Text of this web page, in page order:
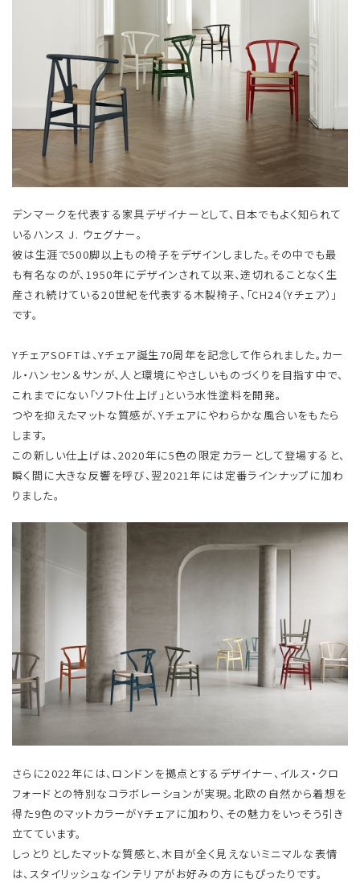
デンマークを代表する家具デザイナーとして、日本でもよく知られて
いるハンス J. ウェグナー。
彼は生涯で500脚以上もの椅子をデザインしました。その中でも最
も有名なのが、1950年にデザインされて以来、途切れることなく生
産され続けている20世紀を代表する木製椅子、「CH24（Yチェア）」
です。
YチェアSOFTは、Yチェア誕生70周年を記念して作られました。カー
ル・ハンセン＆サンが、人と環境にやさしいものづくりを目指す中で、
これまでにない「ソフト仕上げ」という水性塗料を開発。
つやを抑えたマットな質感が、Yチェアにやわらかな風合いをもたら
します。
この新しい仕上げは、2020年に5色の限定カラーとして登場すると、
瞬く間に大きな反響を呼び、翌2021年には定番ラインナップに加わ
りました。
さらに2022年には、ロンドンを拠点とするデザイナー、イルス・クロ
フォードとの特別なコラボレーションが実現。北欧の自然から着想を
得た9色のマットカラーがYチェアに加わり、その魅力をいっそう引き
立てています。
しっとりとしたマットな質感と、木目が全く見えないミニマルな表情
は、スタイリッシュなインテリアがお好みの方にもぴったりです。